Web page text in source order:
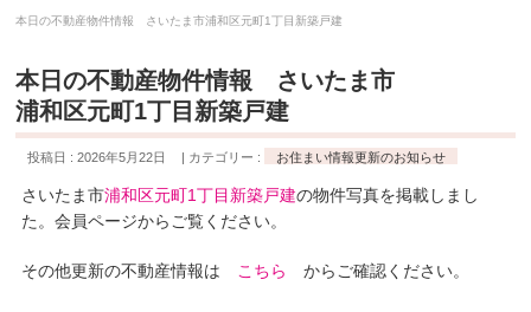
本日の不動産物件情報 さいたま市浦和区元町1丁目新築戸建
本日の不動産物件情報 さいたま市
浦和区元町1丁目新築戸建
投稿日 : 2026年5月22日 カテゴリー : お住まい情報更新のお知らせ
さいたま市浦和区元町1丁目新築戸建の物件写真を掲載しまし
た。会員ページからご覧ください。
その他更新の不動産情報は こちら からご確認ください。